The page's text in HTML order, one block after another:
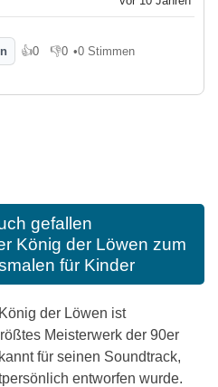
👍0
Gefällt mir
👎0
Gefällt mir nicht
•0 Stimmen
gefallen
König der Löwen zum
für Kinder
der Löwen ist
Meisterwerk der 90er
für seinen Soundtrack,
entworfen wurde.